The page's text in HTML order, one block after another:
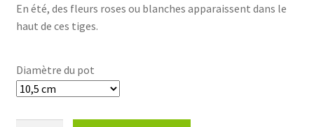
à
En été, des fleurs roses ou blanches apparaissent dans le
haut de ces tiges.
Diamètre du pot